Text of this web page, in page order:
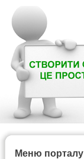
Меню порталу